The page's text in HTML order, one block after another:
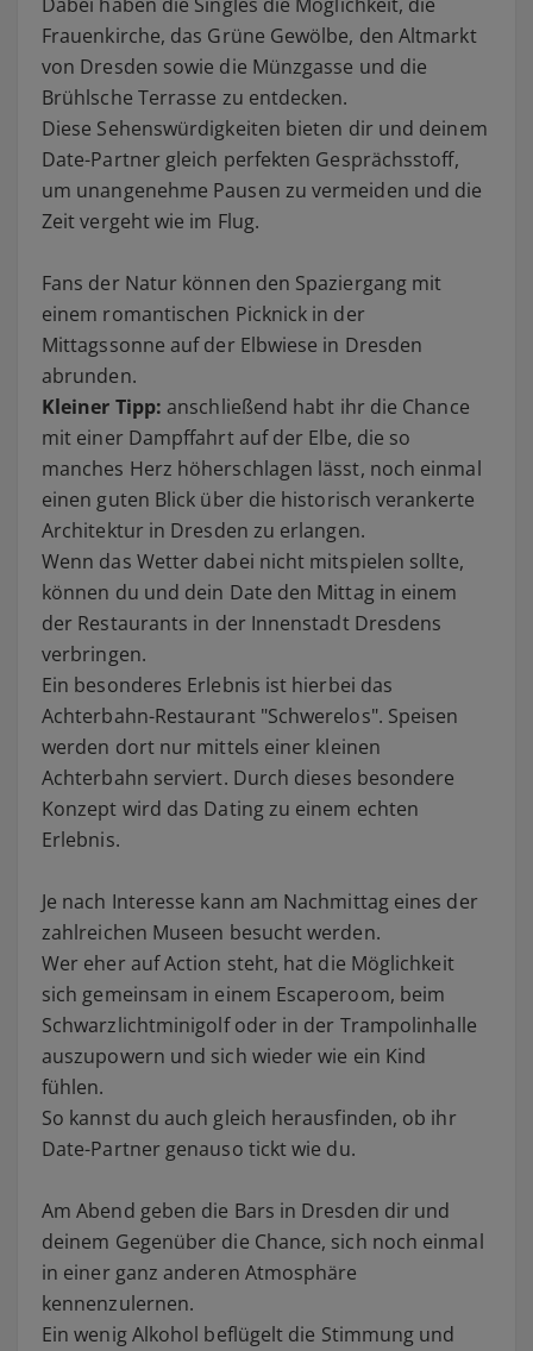
Frauenkirche, das Grüne Gewölbe, den Altmarkt
von Dresden sowie die Münzgasse und die
Brühlsche Terrasse zu entdecken.
Diese Sehenswürdigkeiten bieten dir und deinem
Date-Partner gleich perfekten Gesprächsstoff,
um unangenehme Pausen zu vermeiden und die
Zeit vergeht wie im Flug.
Fans der Natur können den Spaziergang mit
einem romantischen Picknick in der
Mittagssonne auf der Elbwiese in Dresden
abrunden.
Kleiner Tipp:anschließend habt ihr die Chance
mit einer Dampffahrt auf der Elbe, die so
manches Herz höherschlagen lässt, noch einmal
einen guten Blick über die historisch verankerte
Architektur in Dresden zu erlangen.
Wenn das Wetter dabei nicht mitspielen sollte,
können du und dein Date den Mittag in einem
der Restaurants in der Innenstadt Dresdens
verbringen.
Ein besonderes Erlebnis ist hierbei das
Achterbahn-Restaurant "Schwerelos". Speisen
werden dort nur mittels einer kleinen
Achterbahn serviert. Durch dieses besondere
Konzept wird das Dating zu einem echten
Erlebnis.
Je nach Interesse kann am Nachmittag eines der
zahlreichen Museen besucht werden.
Wer eher auf Action steht, hat die Möglichkeit
sich gemeinsam in einem Escaperoom, beim
Schwarzlichtminigolf oder in der Trampolinhalle
auszupowern und sich wieder wie ein Kind
fühlen.
So kannst du auch gleich herausfinden, ob ihr
Date-Partner genauso tickt wie du.
Am Abend geben die Bars in Dresden dir und
deinem Gegenüber die Chance, sich noch einmal
in einer ganz anderen Atmosphäre
kennenzulernen.
Ein wenig Alkohol beflügelt die Stimmung und